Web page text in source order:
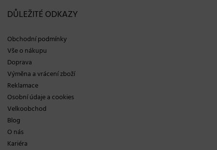
DŮLEŽITÉ ODKAZY
Obchodní podmínky
Vše o nákupu
Doprava
Výměna a vrácení zboží
Reklamace
Osobní údaje a cookies
Velkoobchod
Blog
O nás
Kariéra